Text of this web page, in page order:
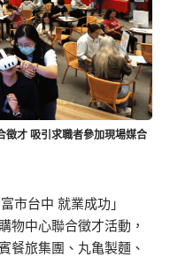
徵才 吸引求職者參加現場媒合
市台中 就業成功」
物中心聯合徵才活動，
餐旅集團、丸亀製麵、